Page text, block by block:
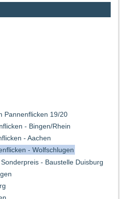
Pannenflicken 19/20
- Bingen/Rhein
- Aachen
- Wolfschlugen
- Baustelle Duisburg